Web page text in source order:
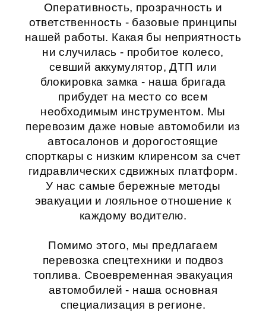
Оперативность, прозрачность и
ответственность - базовые принципы
нашей работы. Какая бы неприятность
ни случилась - пробитое колесо,
севший аккумулятор, ДТП или
блокировка замка - наша бригада
прибудет на место со всем
необходимым инструментом. Мы
перевозим даже новые автомобили из
автосалонов и дорогостоящие
спорткары с низким клиренсом за счет
гидравлических сдвижных платформ.
У нас самые бережные методы
эвакуации и лояльное отношение к
каждому водителю.
Помимо этого, мы предлагаем
перевозка спецтехники и подвоз
топлива. Своевременнаяэвакуация
автомобилей - наша основная
специализация в регионе.